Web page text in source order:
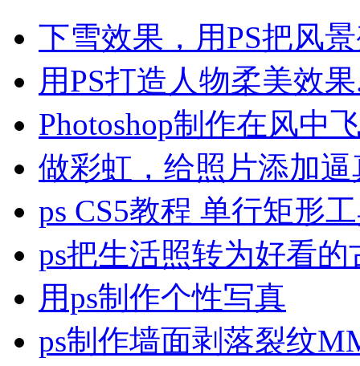
下雪效果，用PS把风
用PS打造人物柔美效
Photoshop制作在风中
做彩虹，给照片添加
ps CS5教程 单行矩形
ps把生活照转为好看
用ps制作个性写真
ps制作墙面剥落裂纹